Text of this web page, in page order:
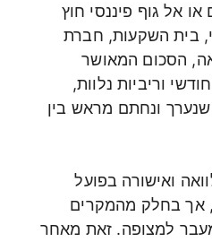
אל גוף פיננסי חוץ
בית השקעות, חברת
הסכום המאושר
וריביות נלוות,
ונחתם מראש בין
ואישורה בפועל
אך בחלק מהמקרים
למצופה. זאת מאחר